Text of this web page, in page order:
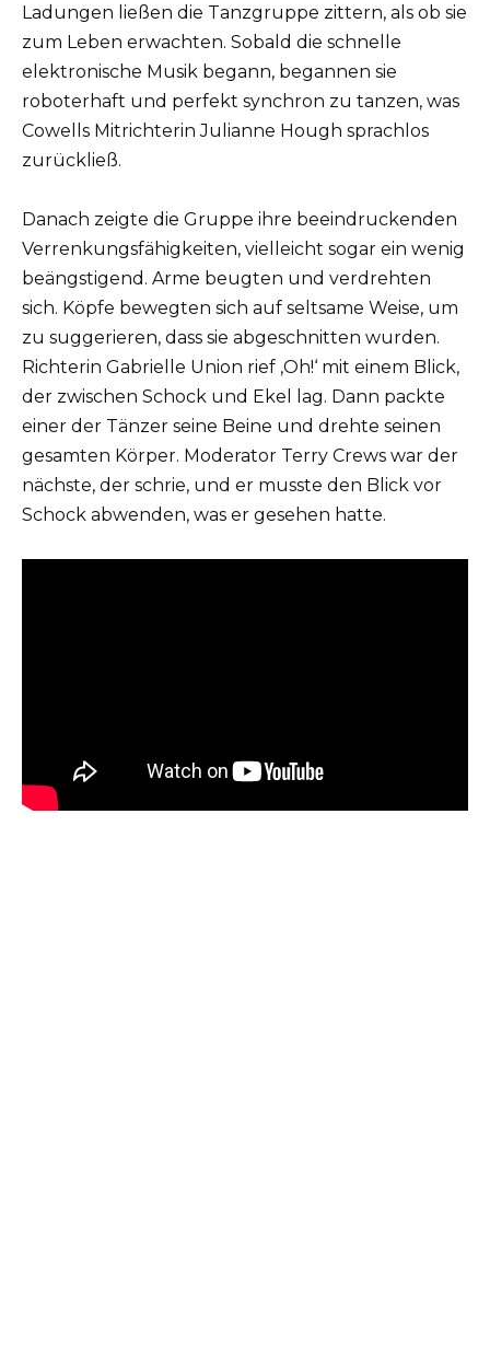
Ladungen ließen die Tanzgruppe zittern, als ob sie
zum Leben erwachten. Sobald die schnelle
elektronische Musik begann, begannen sie
roboterhaft und perfekt synchron zu tanzen, was
Cowells Mitrichterin Julianne Hough sprachlos
zurückließ.
Danach zeigte die Gruppe ihre beeindruckenden
Verrenkungsfähigkeiten, vielleicht sogar ein wenig
beängstigend. Arme beugten und verdrehten
sich. Köpfe bewegten sich auf seltsame Weise, um
zu suggerieren, dass sie abgeschnitten wurden.
Richterin Gabrielle Union rief ‚Oh!‘ mit einem Blick,
der zwischen Schock und Ekel lag. Dann packte
einer der Tänzer seine Beine und drehte seinen
gesamten Körper. Moderator Terry Crews war der
nächste, der schrie, und er musste den Blick vor
Schock abwenden, was er gesehen hatte.